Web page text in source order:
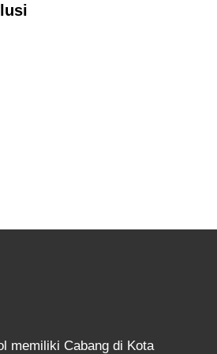
memiliki Cabang di Kota